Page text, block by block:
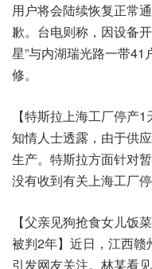
用户将会陆续恢复正常
歉。台电则称，因设备
星”与内湖瑞光路一带
修。
【特斯拉上海工厂停产
知情人士透露，由于供
生产。特斯拉方面针对
没有收到有关上海工厂停
【父亲见狗抢食女儿饭
被判2年】近日，江西赣
引发网友关注。林某看